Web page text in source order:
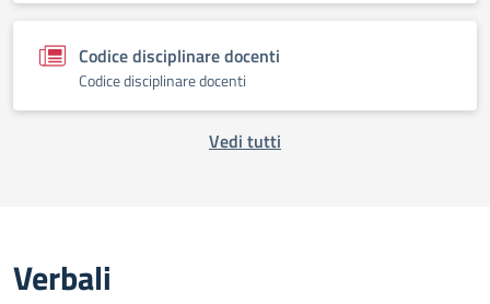
Codice disciplinare docenti
Codice disciplinare docenti
Vedi tutti
Verbali